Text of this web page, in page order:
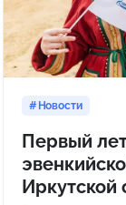
Новости
Первый
Иркутской